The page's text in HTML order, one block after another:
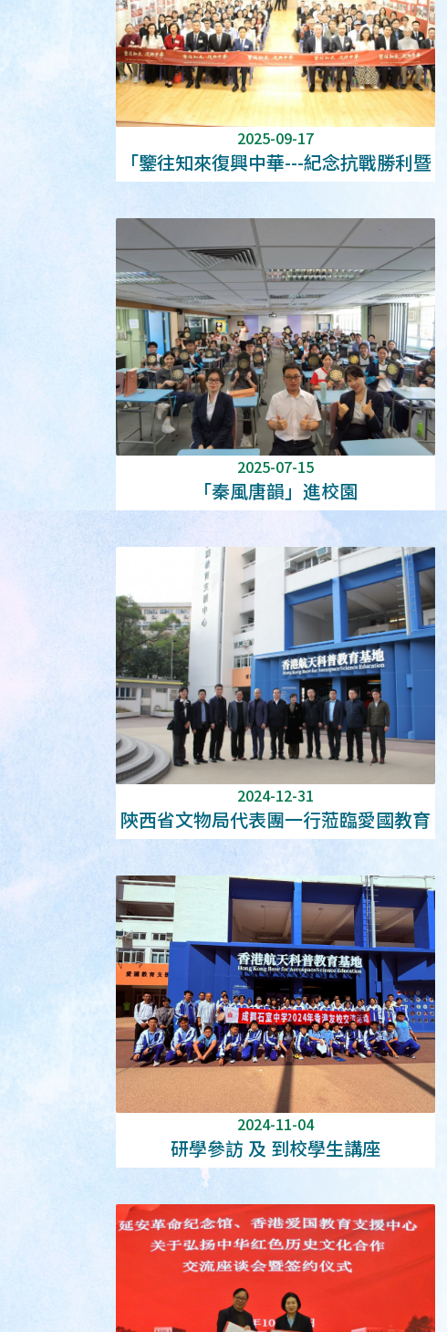
2025-09-17
「鑒往知來復興中華---紀念抗戰勝利暨
臺灣光復80 周年史料展」
2025-07-15
「秦風唐韻」進校園
2024-12-31
陝西省文物局代表團一行蒞臨愛國教育
支援中心
2024-11-04
研學參訪 及 到校學生講座